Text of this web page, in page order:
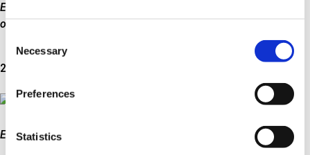
Selection
Necessary
Preferences
Statistics
Eksempel på forskellige farvekoder på henholdsvis køretøjets
og universal lambdasensorens ledningsnet
2) Risiko for "kold" lodning.
Eksempel på “kold”-lodning